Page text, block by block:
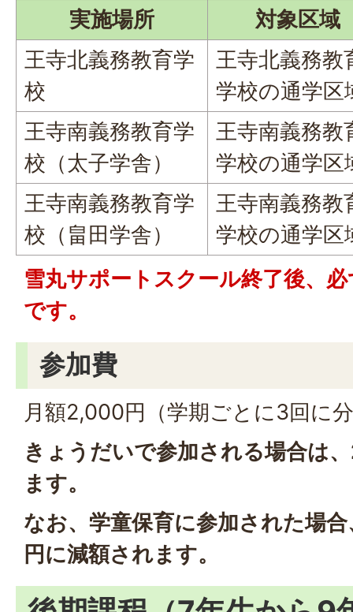
実施場所
対象区域
王寺北義務教育学
校
王寺北義務教
学校の通学区
王寺南義務教育学
校（太子学舎）
王寺南義務教
学校の通学区
王寺南義務教育学
校（畠田学舎）
王寺南義務教
学校の通学区
雪丸サポートスクール終了後、
です。
参加費
月額2,000円（学期ごとに3回に
きょうだいで参加される場合は
ます。
なお、学童保育に参加された場
円に減額されます。